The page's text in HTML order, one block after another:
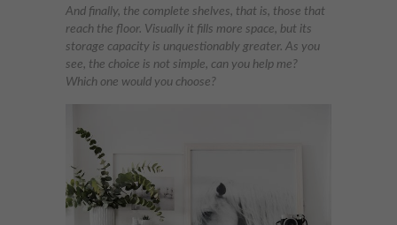
And finally, the complete shelves, that is, those that
reach the floor. Visually it fills more space, but its
storage capacity is unquestionably greater. As you
see, the choice is not simple, can you help me?
Which one would you choose?